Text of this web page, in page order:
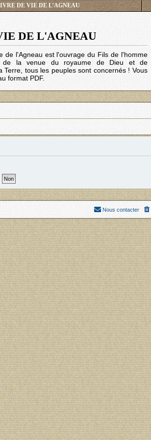
DE VIE DE L’AGNEAU
DE L'AGNEAU
de l'Agneau est l'ouvrage du Fils de l'homme
de la venue du royaume de Dieu et de
tous les peuples sont concernés ! Vous
format PDF.
Nous contacter